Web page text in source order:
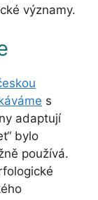
významy.
s
adaptují
bylo
používá.